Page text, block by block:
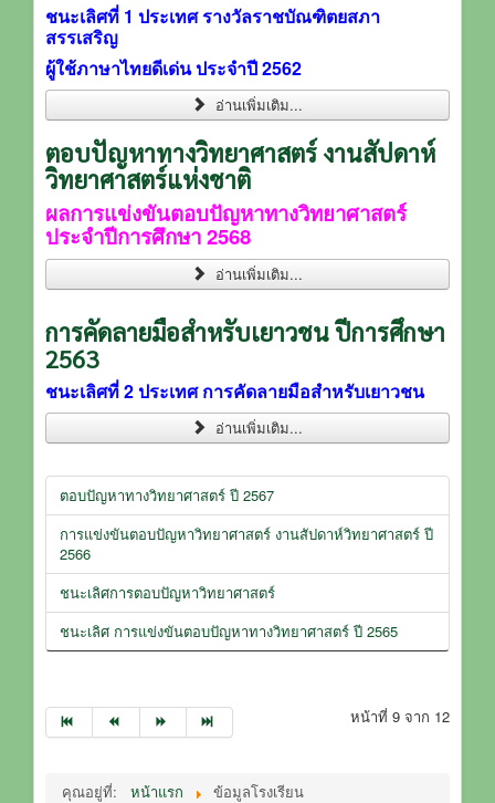
ชนะเลิศที่ 1 ประเทศ รางวัลราชบัณฑิตยสภา
สรรเสริญ
ผู้ใช้ภาษาไทยดีเด่น ประจำปี 2562
อ่านเพิ่มเติม...
ตอบปัญหาทางวิทยาศาสตร์ งานสัปดาห์
วิทยาศาสตร์แห่งชาติ
ผลการแข่งขันตอบปัญหาทางวิทยาศาสตร์
ประจำปีการศึกษา 2568
อ่านเพิ่มเติม...
การคัดลายมือสำหรับเยาวชน ปีการศึกษา
2563
ชนะเลิศที่ 2 ประเทศ การคัดลายมือสำหรับเยาวชน
อ่านเพิ่มเติม...
ตอบปัญหาทางวิทยาศาสตร์ ปี 2567
การแข่งขันตอบปัญหาวิทยาศาสตร์ งานสัปดาห์วิทยาศาสตร์ ปี
2566
ชนะเลิศการตอบปัญหาวิทยาศาสตร์
ชนะเลิศ การแข่งขันตอบปัญหาทางวิทยาศาสตร์ ปี 2565
หน้าที่ 9 จาก 12
คุณอยู่ที่: หน้าแรก ข้อมูลโรงเรียน